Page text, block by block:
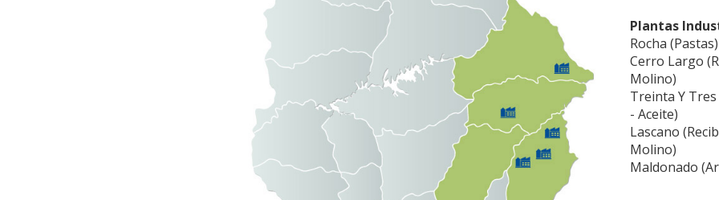
Plantas
Rocha (Pastas)
Cerro Largo
Molino)
Treinta Y
- Aceite)
Lascano
Molino)
Maldonado